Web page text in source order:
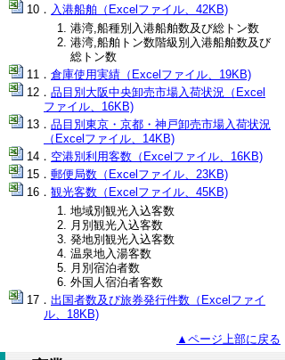
入港船舶（Excelファイル、42KB)
港湾,船種別入港船舶数及び総トン数
港湾,船舶トン数階級別入港船舶数及び
総トン数
倉庫使用実績（Excelファイル、19KB)
品目別大阪中央卸売市場入荷状況（Excel
ファイル、16KB)
品目別東京・京都・神戸卸売市場入荷状況
（Excelファイル、14KB)
空港別利用客数（Excelファイル、16KB)
郵便局数（Excelファイル、23KB)
観光客数（Excelファイル、45KB)
地域別観光入込客数
月別観光入込客数
発地別観光入込客数
温泉地入湯客数
月別宿泊者数
外国人宿泊者客数
出国者数及び旅券発行件数（Excelファイ
ル、18KB)
▲ページ上部に戻る